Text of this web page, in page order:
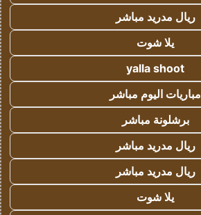
ريال مدريد مباشر
يلا شوت
yalla shoot
مباريات اليوم مباشر
برشلونة مباشر
ريال مدريد مباشر
ريال مدريد مباشر
يلا شوت